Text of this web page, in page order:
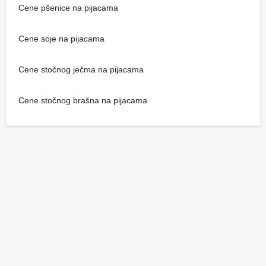
Cene pšenice na pijacama
Cene soje na pijacama
Cene stočnog ječma na pijacama
Cene stočnog brašna na pijacama